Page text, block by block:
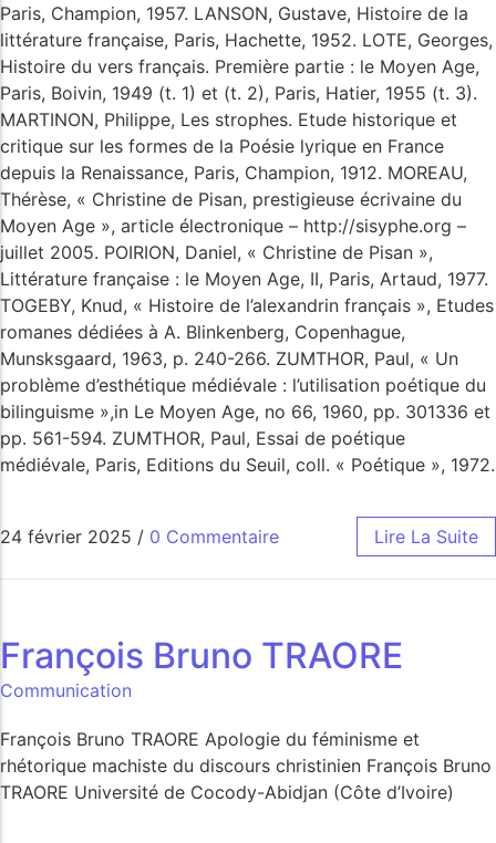
Paris, Champion, 1957. LANSON, Gustave, Histoire de la
littérature française, Paris, Hachette, 1952. LOTE, Georges,
Histoire du vers français. Première partie : le Moyen Age,
Paris, Boivin, 1949 (t. 1) et (t. 2), Paris, Hatier, 1955 (t. 3).
MARTINON, Philippe, Les strophes. Etude historique et
critique sur les formes de la Poésie lyrique en France
depuis la Renaissance, Paris, Champion, 1912. MOREAU,
Thérèse, « Christine de Pisan, prestigieuse écrivaine du
Moyen Age », article électronique – http://sisyphe.org –
juillet 2005. POIRION, Daniel, « Christine de Pisan »,
Littérature française : le Moyen Age, II, Paris, Artaud, 1977.
TOGEBY, Knud, « Histoire de l’alexandrin français », Etudes
romanes dédiées à A. Blinkenberg, Copenhague,
Munsksgaard, 1963, p. 240-266. ZUMTHOR, Paul, « Un
problème d’esthétique médiévale : l’utilisation poétique du
bilinguisme »,in Le Moyen Age, no 66, 1960, pp. 301336 et
pp. 561-594. ZUMTHOR, Paul, Essai de poétique
médiévale, Paris, Editions du Seuil, coll. « Poétique », 1972.
24 février 2025 / 0 Commentaire Lire La Suite
François Bruno TRAORE
Communication
François Bruno TRAORE Apologie du féminisme et
rhétorique machiste du discours christinien François Bruno
TRAORE Université de Cocody-Abidjan (Côte d’Ivoire)